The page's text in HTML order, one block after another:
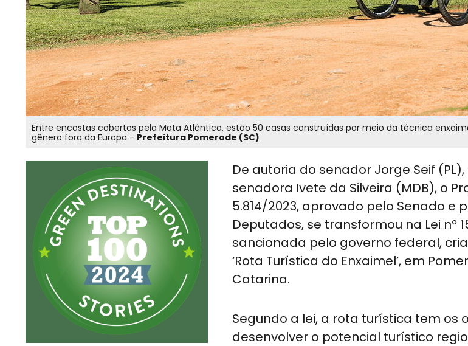
Entre encostas cobertas pela Mata Atlântica, estão 50 casas construídas por meio da técnica
gênero fora da Europa - Prefeitura Pomerode (SC)
De autoria do senador Jorge Seif
senadora Ivete da Silveira (MDB), o
5.814/2023, aprovado pelo Senado e
Deputados, se transformou na Lei nº
sancionada pelo governo federal,
‘Rota Turística do Enxaimel’, em
Catarina.
Segundo a lei, a rota turística tem os
desenvolver o potencial turístico